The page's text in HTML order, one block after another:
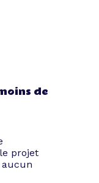
de
projet
aucun